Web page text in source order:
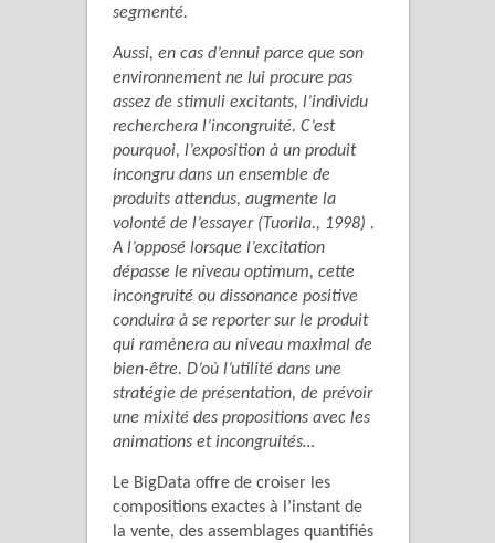
segmenté.
Aussi, en cas d’ennui parce que son
environnement ne lui procure pas
assez de stimuli excitants, l’individu
recherchera l’incongruité. C’est
pourquoi, l’exposition à un produit
incongru dans un ensemble de
produits attendus, augmente la
volonté de l’essayer (Tuorila., 1998) .
A l’opposé lorsque l’excitation
dépasse le niveau optimum, cette
incongruité ou dissonance positive
conduira à se reporter sur le produit
qui ramènera au niveau maximal de
bien-être. D’où l’utilité dans une
stratégie de présentation, de prévoir
une mixité des propositions avec les
animations et incongruités…
Le BigData offre de croiser les
compositions exactes à l’instant de
la vente, des assemblages quantifiés